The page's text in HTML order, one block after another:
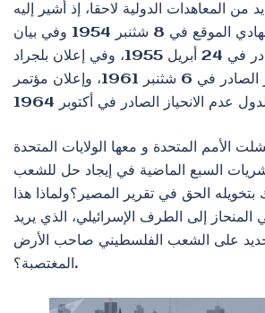
من المعاهدات الدولية لاحقا، إذ أشير إليه
في ميثاق المحيط الهادي الموقع في 8 شثنبر 1954 وفي بيان
مؤتمر باندونج الصادر في 24 أبريل 1955، وفي إعلان بلجراد
لدول عدم الانحياز الصادر في 6 شثنبر 1961، وإعلان مؤتمر
الأمم المتحدة و معها الولايات المتحدة
السبع الماضية في إيجاد حل للشعب
الحق في تقرير المصير؟ولماذا هذا
المنحاز إلى الطرف الإسرائيلي، الذي يريد
على الشعب الفلسطيني صاحب الأرض
المغتصبة؟.